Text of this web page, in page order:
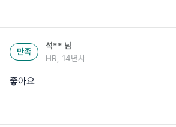
만족
석** 님
HR, 14년차
좋아요